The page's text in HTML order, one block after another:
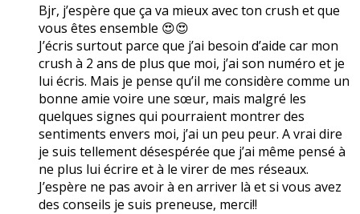
Bjr, j’espère que ça va mieux avec ton crush et que
vous êtes ensemble 😍😍
J’écris surtout parce que j’ai besoin d’aide car mon
crush à 2 ans de plus que moi, j’ai son numéro et je
lui écris. Mais je pense qu’il me considère comme un
bonne amie voire une sœur, mais malgré les
quelques signes qui pourraient montrer des
sentiments envers moi, j’ai un peu peur. A vrai dire
je suis tellement désespérée que j’ai même pensé à
ne plus lui écrire et à le virer de mes réseaux.
J’espère ne pas avoir à en arriver là et si vous avez
des conseils je suis preneuse, merci!!